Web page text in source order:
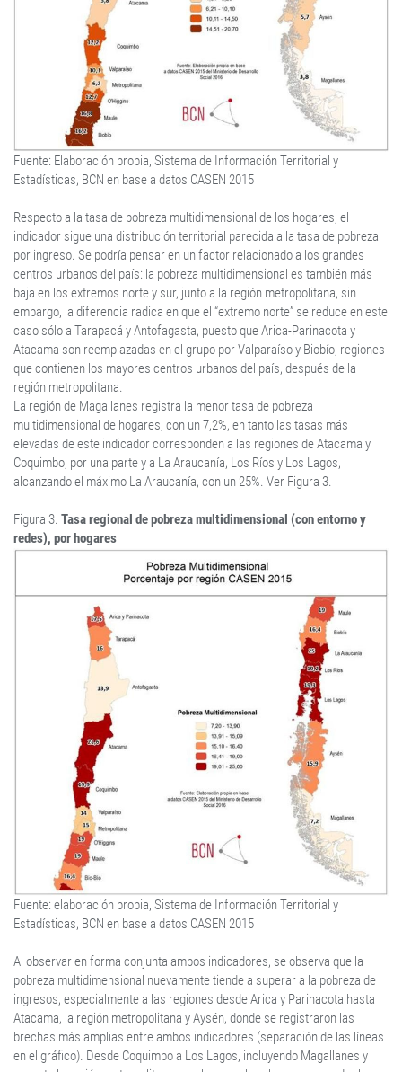
Fuente: Elaboración propia, Sistema de Información Territorial y
Estadísticas, BCN en base a datos CASEN 2015
Respecto a la tasa de pobreza multidimensional de los hogares, el
indicador sigue una distribución territorial parecida a la tasa de pobreza
por ingreso. Se podría pensar en un factor relacionado a los grandes
centros urbanos del país: la pobreza multidimensional es también más
baja en los extremos norte y sur, junto a la región metropolitana, sin
embargo, la diferencia radica en que el “extremo norte” se reduce en este
caso sólo a Tarapacá y Antofagasta, puesto que Arica-Parinacota y
Atacama son reemplazadas en el grupo por Valparaíso y Biobío, regiones
que contienen los mayores centros urbanos del país, después de la
región metropolitana.
La región de Magallanes registra la menor tasa de pobreza
multidimensional de hogares, con un 7,2%, en tanto las tasas más
elevadas de este indicador corresponden a las regiones de Atacama y
Coquimbo, por una parte y a La Araucanía, Los Ríos y Los Lagos,
alcanzando el máximo La Araucanía, con un 25%. Ver Figura 3.
Figura 3. Tasa regional de pobreza multidimensional (con entorno y
redes), por hogares
Fuente: elaboración propia, Sistema de Información Territorial y
Estadísticas, BCN en base a datos CASEN 2015
Al observar en forma conjunta ambos indicadores, se observa que la
pobreza multidimensional nuevamente tiende a superar a la pobreza de
ingresos, especialmente a las regiones desde Arica y Parinacota hasta
Atacama, la región metropolitana y Aysén, donde se registraron las
brechas más amplias entre ambos indicadores (separación de las líneas
en el gráfico). Desde Coquimbo a Los Lagos, incluyendo Magallanes y